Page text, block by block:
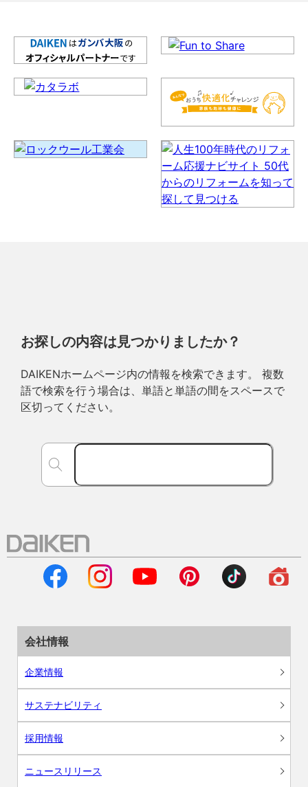
お探しの内容は見つかりましたか？
DAIKENホームページ内の情報を検索できます。 複数
語で検索を行う場合は、単語と単語の間をスペースで
区切ってください。
会社情報
企業情報
サステナビリティ
採用情報
ニュースリリース